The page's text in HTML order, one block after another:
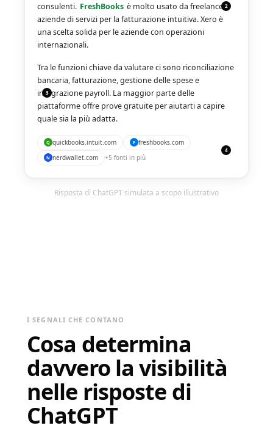
consulenti. FreshBooks è molto usato da freelance e
aziende di servizi per la fatturazione intuitiva. Xero è
una scelta solida per le aziende con operazioni
internazionali.
2
Tra le funzioni chiave da valutare ci sono riconciliazione
bancaria, fatturazione, gestione delle spese e
integrazione payroll. La maggior parte delle
piattaforme offre prove gratuite per aiutarti a capire
quale sia la più adatta.
3
Q quickbooks.intuit.com F freshbooks.com
N nerdwallet.com +5 fonti in più
4
Risposta di ChatGPT simulata a scopo illustrativo
I SEGNALI CHE CONTANO
Cosa determina
davvero la visibilità
nelle risposte di
ChatGPT